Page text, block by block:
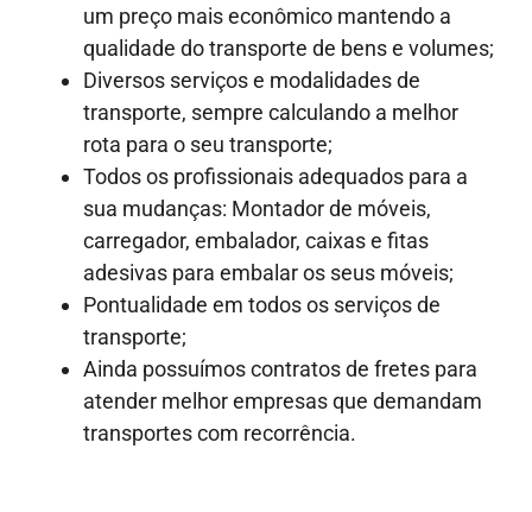
um preço mais econômico mantendo a
qualidade do transporte de bens e volumes;
Diversos serviços e modalidades de
transporte, sempre calculando a melhor
rota para o seu transporte;
Todos os profissionais adequados para a
sua mudanças: Montador de móveis,
carregador, embalador, caixas e fitas
adesivas para embalar os seus móveis;
Pontualidade em todos os serviços de
transporte;
Ainda possuímos contratos de fretes para
atender melhor empresas que demandam
transportes com recorrência.